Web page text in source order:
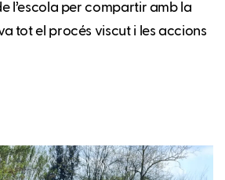
l’escola per compartir amb la
tot el procés viscut i les accions